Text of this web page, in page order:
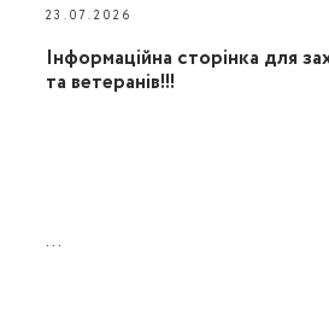
23.07.2026
Інформаційна сторінка для
та ветеранів!!!
...